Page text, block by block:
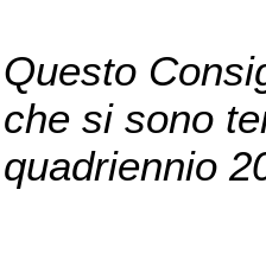
Questo
che si sono
quadriennio